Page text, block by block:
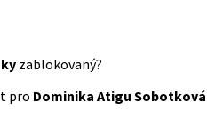
zablokovaný?
pro Dominika Atigu Sobotková